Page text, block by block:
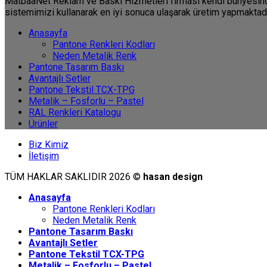
sistemimizi kullanarak en iyi sonuca ulaşarak üretim
Anasayfa
Pantone Renkleri Kodları
Neden Metalik Renk
Pantone Tasarım Baskı
Avantajlı Setler
Pantone Tekstil TCX-TPG
Metalik – Fosforlu – Pastel
RAL Renkleri Katalogu
Ürünler
Biz Kimiz
İletişim
TÜM HAKLAR SAKLIDIR 2026 © hasan design
Anasayfa
Pantone Renkleri Kodları
Neden Metalik Renk
Pantone Tasarım Baskı
Avantajlı Setler
Pantone Tekstil TCX-TPG